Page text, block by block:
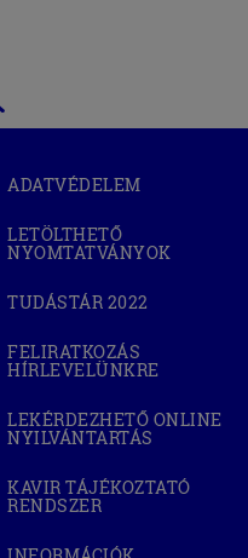
ADATVÉDELEM
LETÖLTHETŐ
NYOMTATVÁNYOK
TUDÁSTÁR 2022
WINDOW)
FELIRATKOZÁS
HÍRLEVELÜNKRE
LEKÉRDEZHETŐ ONLINE
NYILVÁNTARTÁS
NEW
WINDOW)
KAVIR TÁJÉKOZTATÓ
RENDSZER(OPEN
NEW